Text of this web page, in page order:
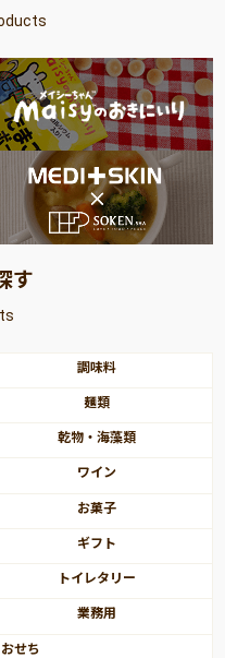
す
調味料
麺類
乾物・海藻類
ワイン
お菓子
ギフト
トイレタリー
業務用
せち